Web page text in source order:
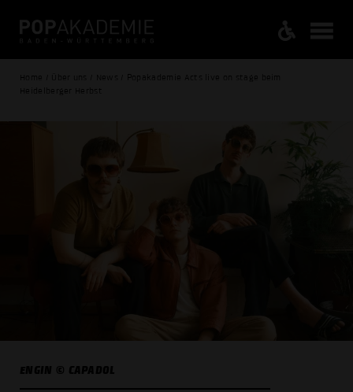
Home / Über uns / News / Popakademie Acts live on stage beim
Heidelberger Herbst
ENGIN © CAPADOL